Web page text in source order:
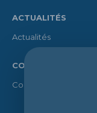
ACTUALITÉS
Actualités
CONTACT
Contact